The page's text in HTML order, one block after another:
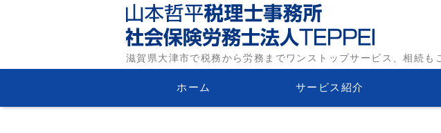
滋賀県大津市の税務・労務相談なら
山本哲平税理士事務所・社会保険労
務士法人TEPPEI
滋賀県大津市で税務から労務までワンストップサービス、相続
ホーム サービス紹介